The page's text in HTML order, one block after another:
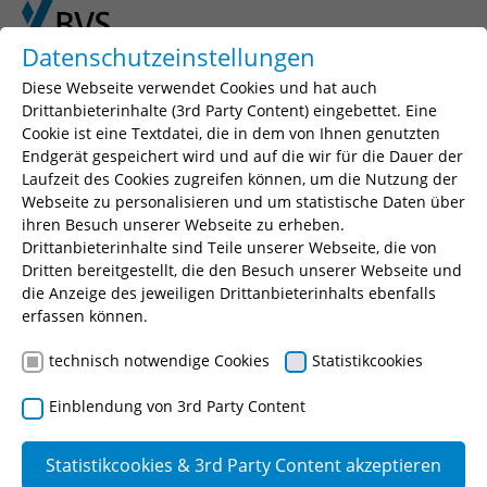
Skip to main content
Skip to page footer
Seminarsuche
Geben Sie einen Suchbegriff, Ihr gewünschtes
Seminar oder eine Seminarnummer ein.
Suchen
Technisches
Gebäudemanagement für
Verwaltungskräfte
Datenschutzeinstellungen
Diese Webseite verwendet Cookies und hat auch
Drittanbieterinhalte (3rd Party Content) eingebettet. Eine
Cookie ist eine Textdatei, die in dem von Ihnen genutzten
Endgerät gespeichert wird und auf die wir für die Dauer der
Laufzeit des Cookies zugreifen können, um die Nutzung der
Webseite zu personalisieren und um statistische Daten über
ihren Besuch unserer Webseite zu erheben.
Drittanbieterinhalte sind Teile unserer Webseite, die von
Dritten bereitgestellt, die den Besuch unserer Webseite und
die Anzeige des jeweiligen Drittanbieterinhalts ebenfalls
erfassen können.
technisch notwendige Cookies Statistikcookies
Einblendung von 3rd Party Content
Statistikcookies & 3rd Party Content akzeptieren